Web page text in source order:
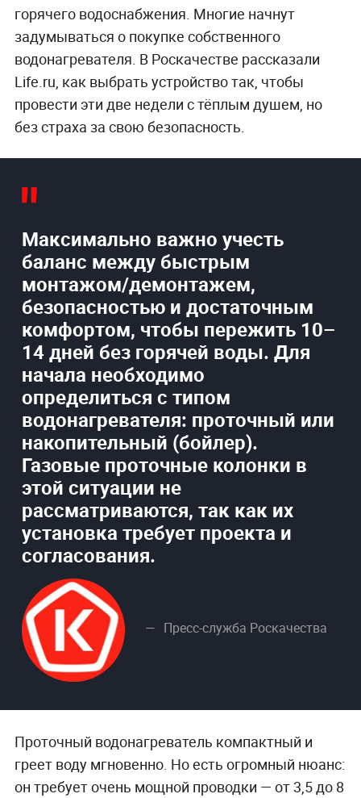
горячего водоснабжения. Многие начнут
задумываться о покупке собственного
водонагревателя. В Роскачестве рассказали
Life.ru, как выбрать устройство так, чтобы
провести эти две недели с тёплым душем, но
без страха за свою безопасность.
Максимально важно учесть
баланс между быстрым
монтажом/демонтажем,
безопасностью и достаточным
комфортом, чтобы пережить 10–
14 дней без горячей воды. Для
начала необходимо
определиться с типом
водонагревателя: проточный или
накопительный (бойлер).
Газовые проточные колонки в
этой ситуации не
рассматриваются, так как их
установка требует проекта и
согласования.
Пресс-служба Роскачества
Проточный водонагреватель компактный и
греет воду мгновенно. Но есть огромный нюанс:
он требует очень мощной проводки — от 3,5 до 8